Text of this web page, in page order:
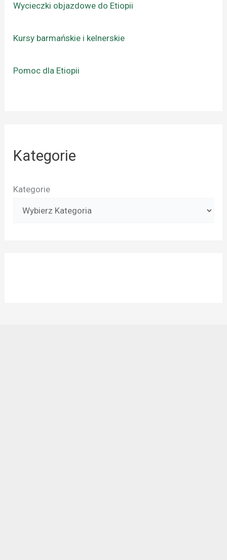
Wycieczki objazdowe do Etiopii
Kursy barmańskie i kelnerskie
Pomoc dla Etiopii
Kategorie
Kategorie